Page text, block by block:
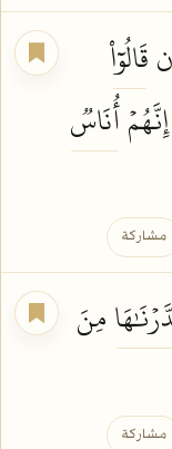
قَالُوٓاْ
أُنَاسٞ
مشاركة
مِنَ
مشاركة